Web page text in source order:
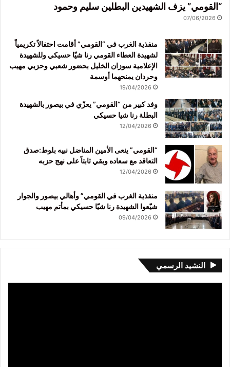
“القومي” يزف الشهيدين البطلين سليم وحمود
07/06/2026
منفذية الغرب في “القومي” أقامت احتفالاً تكريمياً
لشهيدة العطاء القومي رنا شيّا حسيكي وللشهيدة
الإعلامية سوزان الخليل بحضور شعبي وحزبي مهيب
وحردان يمنحهما أوسمة
19/04/2026
وفد كبير من “القومي” يعزّي في بيصور بالشهيدة
البطلة رنا شيا حسيكي
12/04/2026
“القومي” ينعى الأمين المناضل نبيه بلوط:صدق
التعاقد مع سعاده وبقي ثابتاً على نهج حزبه
12/04/2026
منفذية الغرب في القومي” وأهالي بيصور والجوار
شيّعوا الشهيدة رنا شيّا حسيكي بمأتم مهيب
09/04/2026
النشيد الرسمي